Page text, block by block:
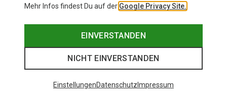
Mehr Infos findest Du auf der Google Privacy Site.
EINVERSTANDEN
NICHT EINVERSTANDEN
EinstellungenDatenschutz Impressum